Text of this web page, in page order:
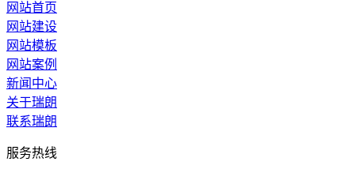
网站首页
网站建设
网站模板
网站案例
新闻中心
关于瑞朗
联系瑞朗
服务热线